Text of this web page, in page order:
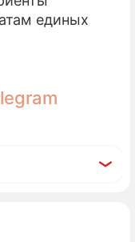
единых